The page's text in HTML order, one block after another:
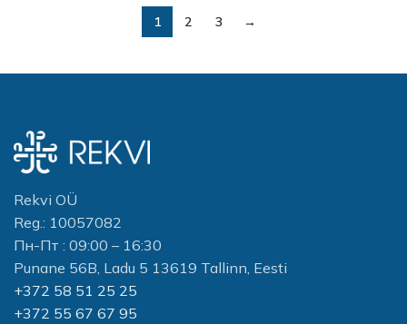
silmiä vastaan
1 2 3 →
Rekvi OÜ
Reg.: 10057082
Пн-Пт : 09:00 – 16:30
Punane 56B, Ladu 5 13619 Tallinn, Eesti
+372 58 51 25 25
+372 55 67 67 95